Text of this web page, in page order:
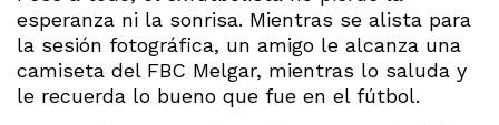
esperanza ni la sonrisa. Mientras se alista para
la sesión fotográfica, un amigo le alcanza una
camiseta del FBC Melgar, mientras lo saluda y
le recuerda lo bueno que fue en el fútbol.